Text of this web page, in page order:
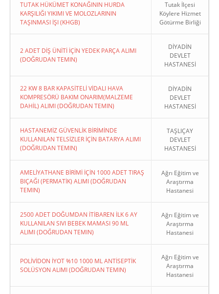
TUTAK HÜKÜMET KONAĞININ HURDA
KARŞILIĞI YIKIMI VE MOLOZLARININ
TAŞINMASI İŞI (KHGB)
Tutak İlçesi
Köylere Hizmet
Götürme Birliği
2 ADET DİŞ ÜNİTİ İÇİN YEDEK PARÇA ALIMI
(DOĞRUDAN TEMIN)
DİYADİN
DEVLET
HASTANESİ
22 KW 8 BAR KAPASİTELİ VİDALI HAVA
KOMPRESÖRÜ BAKIM ONARIM(MALZEME
DAHİL) ALIMI (DOĞRUDAN TEMIN)
DİYADİN
DEVLET
HASTANESİ
HASTANEMİZ GÜVENLİK BİRİMİNDE
KULLANILAN TELSİZLER İÇİN BATARYA ALIMI
(DOĞRUDAN TEMIN)
TAŞLIÇAY
DEVLET
HASTANESİ
AMELİYATHANE BİRİMİ İÇİN 1000 ADET TIRAŞ
BIÇAĞI (PERMATİK) ALIMI (DOĞRUDAN
TEMIN)
Ağrı Eğitim ve
Araştırma
Hastanesi
2500 ADET DOĞUMDAN İTİBAREN İLK 6 AY
KULLANILAN SIVI BEBEK MAMASI 90 ML
ALIMI (DOĞRUDAN TEMIN)
Ağrı Eğitim ve
Araştırma
Hastanesi
POLİVİDON İYOT %10 1000 ML ANTİSEPTİK
SOLÜSYON ALIMI (DOĞRUDAN TEMIN)
Ağrı Eğitim ve
Araştırma
Hastanesi